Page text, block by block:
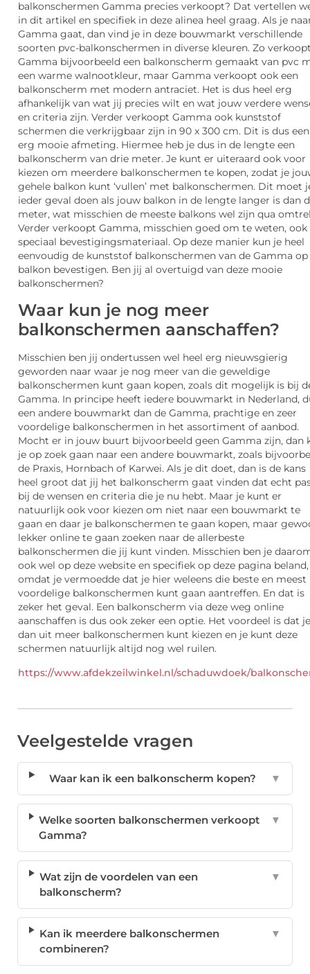
balkonschermen Gamma precies verkoopt? Dat vertellen
in dit artikel en specifiek in deze alinea heel graag. Als je
Gamma gaat, dan vind je in deze bouwmarkt verschillende
soorten pvc-balkonschermen in diverse kleuren. Zo
Gamma bijvoorbeeld een balkonscherm gemaakt van pvc
een warme walnootkleur, maar Gamma verkoopt ook een
balkonscherm met modern antraciet. Het is dus heel erg
afhankelijk van wat jij precies wilt en wat jouw verdere
en criteria zijn. Verder verkoopt Gamma ook kunststof
schermen die verkrijgbaar zijn in 90 x 300 cm. Dit is dus een
erg mooie afmeting. Hiermee heb je dus in de lengte een
balkonscherm van drie meter. Je kunt er uiteraard ook voor
kiezen om meerdere balkonschermen te kopen, zodat je
gehele balkon kunt ‘vullen’ met balkonschermen. Dit moet
ieder geval doen als jouw balkon in de lengte langer is dan
meter, wat misschien de meeste balkons wel zijn qua
Verder verkoopt Gamma, misschien goed om te weten, ook
speciaal bevestigingsmateriaal. Op deze manier kun je heel
eenvoudig de kunststof balkonschermen van de Gamma op
balkon bevestigen. Ben jij al overtuigd van deze mooie
balkonschermen?
Waar kun je nog meer
balkonschermen aanschaffen?
Misschien ben jij ondertussen wel heel erg nieuwsgierig
geworden naar waar je nog meer van die geweldige
balkonschermen kunt gaan kopen, zoals dit mogelijk is bij
Gamma. In principe heeft iedere bouwmarkt in Nederland,
een andere bouwmarkt dan de Gamma, prachtige en zeer
voordelige balkonschermen in het assortiment of aanbod.
Mocht er in jouw buurt bijvoorbeeld geen Gamma zijn, dan
je op zoek gaan naar een andere bouwmarkt, zoals
de Praxis, Hornbach of Karwei. Als je dit doet, dan is de kans
heel groot dat jij het balkonscherm gaat vinden dat echt
bij de wensen en criteria die je nu hebt. Maar je kunt er
natuurlijk ook voor kiezen om niet naar een bouwmarkt te
gaan en daar je balkonschermen te gaan kopen, maar
lekker online te gaan zoeken naar de allerbeste
balkonschermen die jij kunt vinden. Misschien ben je
ook wel op deze website en specifiek op deze pagina beland,
omdat je vermoedde dat je hier weleens die beste en meest
voordelige balkonschermen kunt gaan aantreffen. En dat is
zeker het geval. Een balkonscherm via deze weg online
aanschaffen is dus ook zeker een optie. Het voordeel is dat je
dan uit meer balkonschermen kunt kiezen en je kunt deze
schermen natuurlijk altijd nog wel ruilen.
https://www.afdekzeilwinkel.nl/schaduwdoek/
Veelgestelde vragen
Waar kan ik een balkonscherm kopen? ▼
Welke soorten balkonschermen verkoopt
Gamma?
▼
Wat zijn de voordelen van een
balkonscherm?
▼
Kan ik meerdere balkonschermen
combineren?
▼